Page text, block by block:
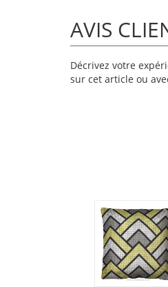
AVIS
Décrivez votre
sur cet article ou